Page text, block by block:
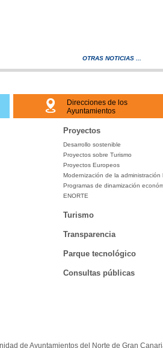
OTRAS NOTICIAS ...
Direcciones de los
Ayuntamientos
Proyectos
Desarrollo sostenible
Proyectos sobre Turismo
Proyectos Europeos
Modernización de la administración
Programas de dinamización
ENORTE
Turismo
Transparencia
Parque tecnológico
Consultas públicas
de Ayuntamientos del Norte de Gran